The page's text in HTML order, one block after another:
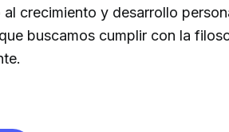
al crecimiento y desarrollo
buscamos cumplir con la